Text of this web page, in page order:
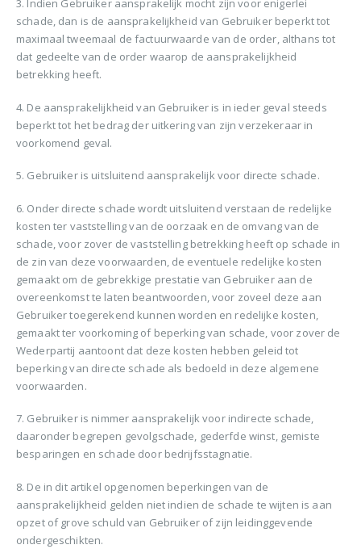
3. Indien Gebruiker aansprakelijk mocht zijn voor enigerlei
schade, dan is de aansprakelijkheid van Gebruiker beperkt tot
maximaal tweemaal de factuurwaarde van de order, althans tot
dat gedeelte van de order waarop de aansprakelijkheid
betrekking heeft.
4. De aansprakelijkheid van Gebruiker is in ieder geval steeds
beperkt tot het bedrag der uitkering van zijn verzekeraar in
voorkomend geval.
5. Gebruiker is uitsluitend aansprakelijk voor directe schade.
6. Onder directe schade wordt uitsluitend verstaan de redelijke
kosten ter vaststelling van de oorzaak en de omvang van de
schade, voor zover de vaststelling betrekking heeft op schade in
de zin van deze voorwaarden, de eventuele redelijke kosten
gemaakt om de gebrekkige prestatie van Gebruiker aan de
overeenkomst te laten beantwoorden, voor zoveel deze aan
Gebruiker toegerekend kunnen worden en redelijke kosten,
gemaakt ter voorkoming of beperking van schade, voor zover de
Wederpartij aantoont dat deze kosten hebben geleid tot
beperking van directe schade als bedoeld in deze algemene
voorwaarden.
7. Gebruiker is nimmer aansprakelijk voor indirecte schade,
daaronder begrepen gevolgschade, gederfde winst, gemiste
besparingen en schade door bedrijfsstagnatie.
8. De in dit artikel opgenomen beperkingen van de
aansprakelijkheid gelden niet indien de schade te wijten is aan
opzet of grove schuld van Gebruiker of zijn leidinggevende
ondergeschikten.